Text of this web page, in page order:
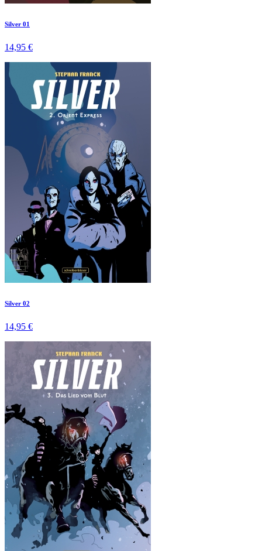
Silver 01
14,95 €
Silver 02
14,95 €